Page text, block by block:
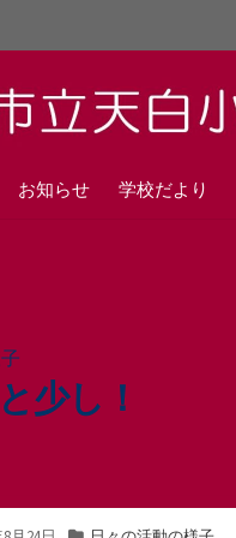
お知らせ 学校だより
少し！
カ